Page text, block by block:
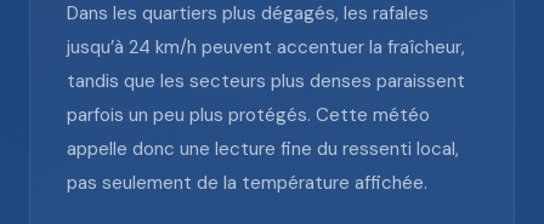
Dans les quartiers plus dégagés, les rafales
jusqu’à 24 km/h peuvent accentuer la fraîcheur,
tandis que les secteurs plus denses paraissent
parfois un peu plus protégés. Cette météo
appelle donc une lecture fine du ressenti local,
pas seulement de la température affichée.